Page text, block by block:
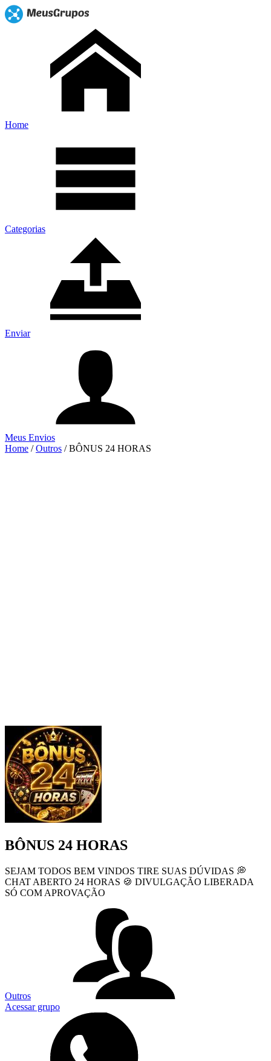
Home
Categorias
Enviar
Meus Envios
Home / Outros / BÔNUS 24 HORAS
BÔNUS 24 HORAS
SEJAM TODOS BEM VINDOS TIRE SUAS DÚVIDAS 💭
CHAT ABERTO 24 HORAS 🍪 DIVULGAÇÃO LIBERADA
SÓ COM APROVAÇÃO
Outros
Acessar grupo